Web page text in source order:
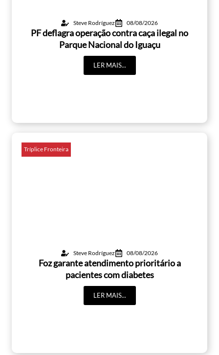
Steve Rodríguez 08/08/2026
PF deflagra operação contra caça ilegal no
Parque Nacional do Iguaçu
LER MAIS...
Tríplice Fronteira
Steve Rodríguez 08/08/2026
Foz garante atendimento prioritário a
pacientes com diabetes
LER MAIS...